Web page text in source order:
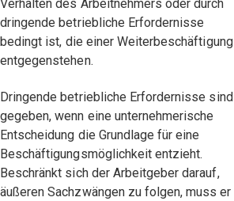
Verhalten des Arbeitnehmers oder durch
dringende betriebliche Erfordernisse
bedingt ist, die einer Weiterbeschäftigung
entgegenstehen.
Dringende betriebliche Erfordernisse sind
gegeben, wenn eine unternehmerische
Entscheidung die Grundlage für eine
Beschäftigungsmöglichkeit entzieht.
Beschränkt sich der Arbeitgeber darauf,
äußeren Sachzwängen zu folgen, muss er